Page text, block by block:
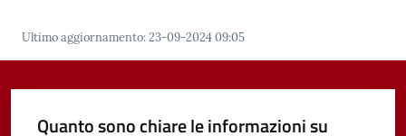
Novità
Servizi
Ultimo aggiornamento:23-09-2024 09:05
Quanto sono chiare le informazioni su